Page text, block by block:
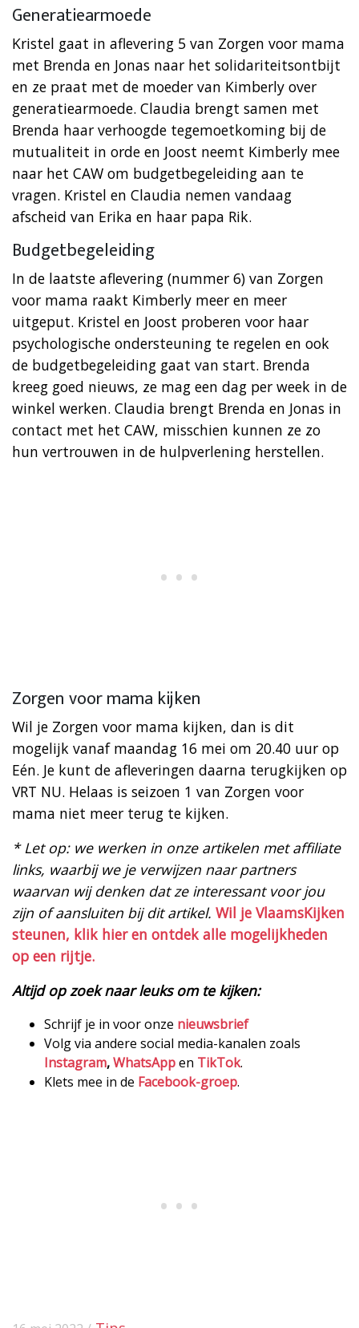
Generatiearmoede
Kristel gaat in aflevering 5 van Zorgen voor mama
met Brenda en Jonas naar het solidariteitsontbijt
en ze praat met de moeder van Kimberly over
generatiearmoede. Claudia brengt samen met
Brenda haar verhoogde tegemoetkoming bij de
mutualiteit in orde en Joost neemt Kimberly mee
naar het CAW om budgetbegeleiding aan te
vragen. Kristel en Claudia nemen vandaag
afscheid van Erika en haar papa Rik.
Budgetbegeleiding
In de laatste aflevering (nummer 6) van Zorgen
voor mama raakt Kimberly meer en meer
uitgeput. Kristel en Joost proberen voor haar
psychologische ondersteuning te regelen en ook
de budgetbegeleiding gaat van start. Brenda
kreeg goed nieuws, ze mag een dag per week in de
winkel werken. Claudia brengt Brenda en Jonas in
contact met het CAW, misschien kunnen ze zo
hun vertrouwen in de hulpverlening herstellen.
Zorgen voor mama kijken
Wil je Zorgen voor mama kijken, dan is dit
mogelijk vanaf maandag 16 mei om 20.40 uur op
Eén. Je kunt de afleveringen daarna terugkijken op
VRT NU. Helaas is seizoen 1 van Zorgen voor
mama niet meer terug te kijken.
* Let op: we werken in onze artikelen met affiliate
links, waarbij we je verwijzen naar partners
waarvan wij denken dat ze interessant voor jou
zijn of aansluiten bij dit artikel. Wil je VlaamsKijken
steunen, klik hier en ontdek alle mogelijkheden
op een rijtje.
Altijd op zoek naar leuks om te kijken:
Schrijf je in voor onze nieuwsbrief
Volg via andere social media-kanalen zoals
Instagram,WhatsAppen TikTok.
Klets mee in de Facebook-groep.